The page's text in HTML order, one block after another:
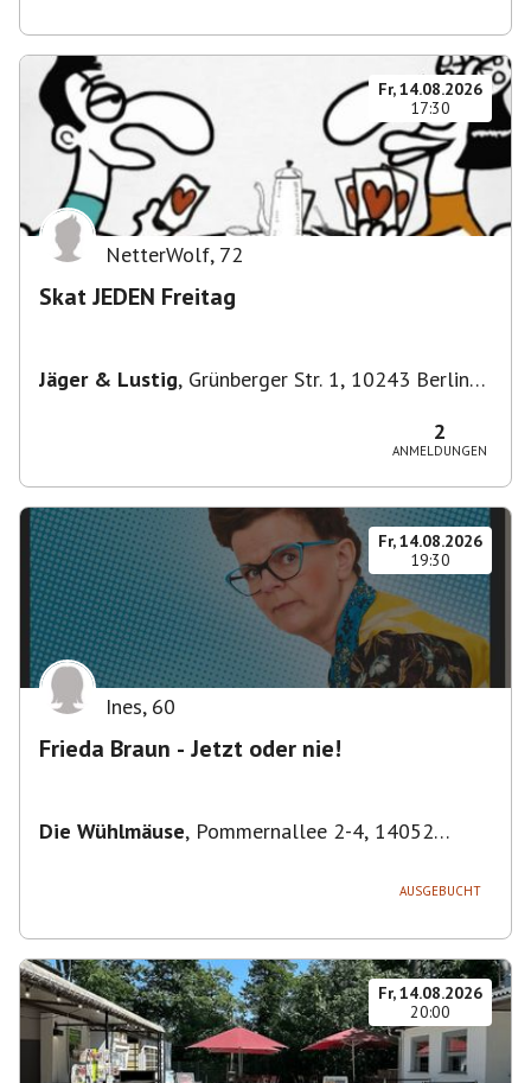
Fr, 14.08.2026
17:30
NetterWolf, 72
Skat JEDEN Freitag
Jäger & Lustig, Grünberger Str. 1, 10243 Berlin-
2
ANMELDUNGEN
Fr, 14.08.2026
19:30
Ines, 60
Frieda Braun - Jetzt oder nie!
Die Wühlmäuse, Pommernallee 2-4, 14052
AUSGEBUCHT
Fr, 14.08.2026
20:00